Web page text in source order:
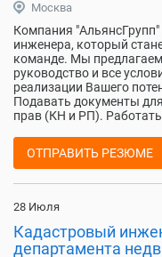
Москва
Компания
инженера, который
команде. Мы
руководство и все
реализации Вашего
Подавать документы
прав (КН и РП).
ОТПРАВИТЬ РЕЗЮМЕ
28 Июля
Кадастровый
департамента